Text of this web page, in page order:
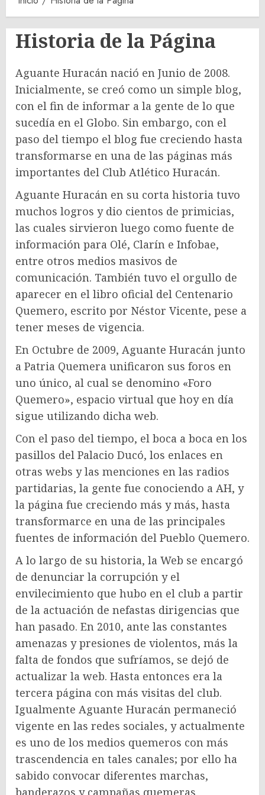
Historia de la Página
Aguante Huracán nació en Junio de 2008.
Inicialmente, se creó como un simple blog,
con el fin de informar a la gente de lo que
sucedía en el Globo. Sin embargo, con el
paso del tiempo el blog fue creciendo hasta
transformarse en una de las páginas más
importantes del Club Atlético Huracán.
Aguante Huracán en su corta historia tuvo
muchos logros y dio cientos de primicias,
las cuales sirvieron luego como fuente de
información para Olé, Clarín e Infobae,
entre otros medios masivos de
comunicación. También tuvo el orgullo de
aparecer en el libro oficial del Centenario
Quemero, escrito por Néstor Vicente, pese a
tener meses de vigencia.
En Octubre de 2009, Aguante Huracán junto
a Patria Quemera unificaron sus foros en
uno único, al cual se denomino «Foro
Quemero», espacio virtual que hoy en día
sigue utilizando dicha web.
Con el paso del tiempo, el boca a boca en los
pasillos del Palacio Ducó, los enlaces en
otras webs y las menciones en las radios
partidarias, la gente fue conociendo a AH, y
la página fue creciendo más y más, hasta
transformarce en una de las principales
fuentes de información del Pueblo Quemero.
A lo largo de su historia, la Web se encargó
de denunciar la corrupción y el
envilecimiento que hubo en el club a partir
de la actuación de nefastas dirigencias que
han pasado. En 2010, ante las constantes
amenazas y presiones de violentos, más la
falta de fondos que sufríamos, se dejó de
actualizar la web. Hasta entonces era la
tercera página con más visitas del club.
Igualmente Aguante Huracán permaneció
vigente en las redes sociales, y actualmente
es uno de los medios quemeros con más
trascendencia en tales canales; por ello ha
sabido convocar diferentes marchas,
banderazos y campañas quemeras.